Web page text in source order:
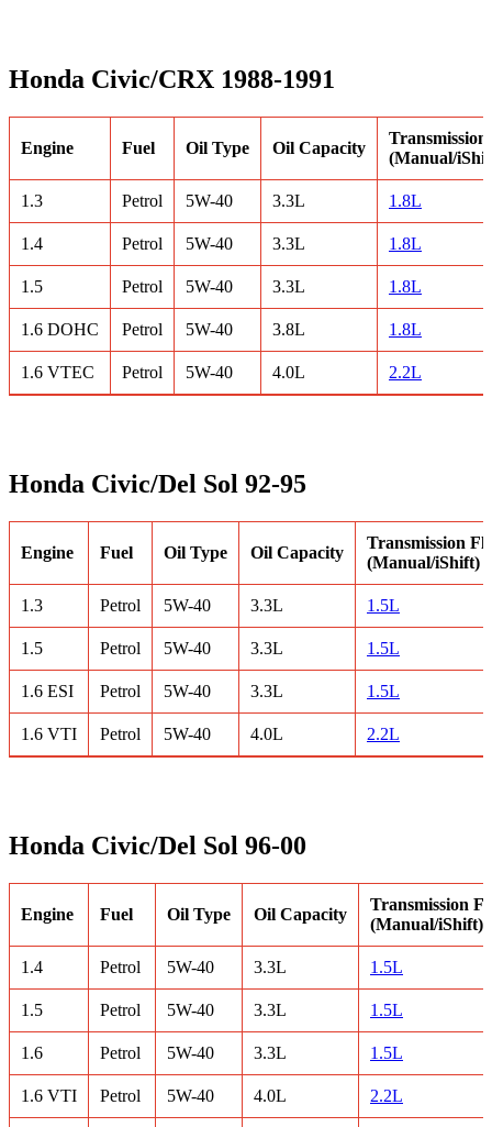
Honda Civic/CRX 1988-1991
Engine Fuel Oil Type Oil Capacity
(Manual/
1.3 Petrol 5W-40 3.3L 1.8L
1.4 Petrol 5W-40 3.3L 1.8L
1.5 Petrol 5W-40 3.3L 1.8L
1.6 DOHC Petrol 5W-40 3.8L 1.8L
1.6 VTEC Petrol 5W-40 4.0L 2.2L
Honda Civic/Del Sol 92-95
Engine Fuel Oil Type Oil Capacity
Transmission
(Manual/iShift)
1.3 Petrol 5W-40 3.3L 1.5L
1.5 Petrol 5W-40 3.3L 1.5L
1.6 ESI Petrol 5W-40 3.3L 1.5L
1.6 VTI Petrol 5W-40 4.0L 2.2L
Honda Civic/Del Sol 96-00
Engine Fuel Oil Type Oil Capacity
Transmission
(Manual/iShift)
1.4 Petrol 5W-40 3.3L 1.5L
1.5 Petrol 5W-40 3.3L 1.5L
1.6 Petrol 5W-40 3.3L 1.5L
1.6 VTI Petrol 5W-40 4.0L 2.2L